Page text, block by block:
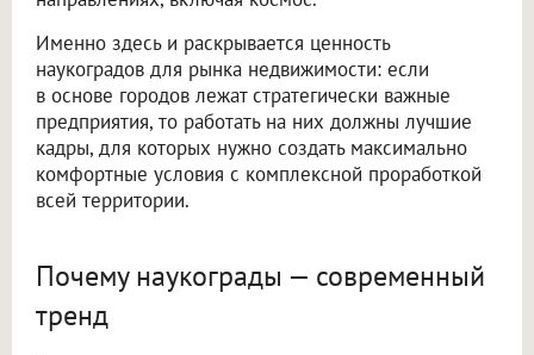
Именно здесь и раскрывается ценность
наукоградов для рынка недвижимости: если
в основе городов лежат стратегически важные
предприятия, то работать на них должны лучшие
кадры, для которых нужно создать максимально
комфортные условия с комплексной проработкой
всей территории.
Почему наукограды — современный
тренд